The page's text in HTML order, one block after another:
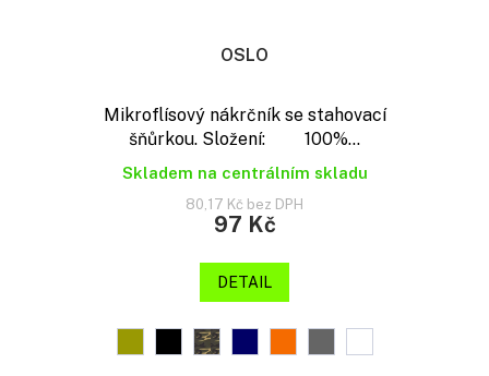
OSLO
Mikroflísový nákrčník se stahovací
šňůrkou. Složení: 100%...
Skladem na centrálním skladu
80,17 Kč bez DPH
97 Kč
DETAIL